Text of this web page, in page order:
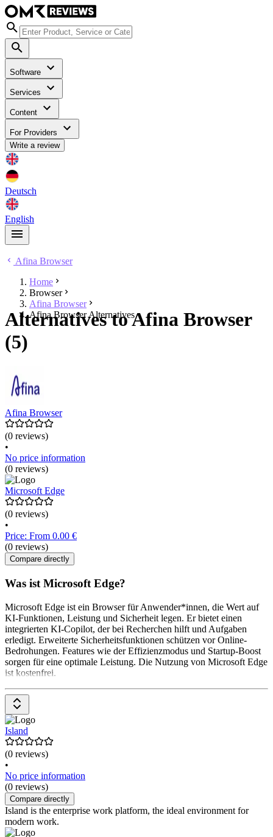
Software
Services
Content
For Providers
Write a review
Deutsch
English
Afina Browser
Home
Browser
Afina Browser
Afina Browser Alternatives
Alternatives to Afina Browser
(5)
Afina Browser
(0 reviews)
•
No price information
(0 reviews)
Microsoft Edge
(0 reviews)
•
Price: From 0.00 €
(0 reviews)
Compare directly
Was ist Microsoft Edge?
Microsoft Edge ist ein Browser für Anwender*innen, die Wert auf
KI-Funktionen, Leistung und Sicherheit legen. Er bietet einen
integrierten KI-Copilot, der bei Recherchen hilft und Aufgaben
erledigt. Erweiterte Sicherheitsfunktionen schützen vor Online-
Bedrohungen. Features wie der Effizienzmodus und Startup-Boost
sorgen für eine optimale Leistung. Die Nutzung von Microsoft Edge
ist kostenfrei.
Island
(0 reviews)
•
No price information
(0 reviews)
Compare directly
Island is the enterprise work platform, the ideal environment for
modern work.